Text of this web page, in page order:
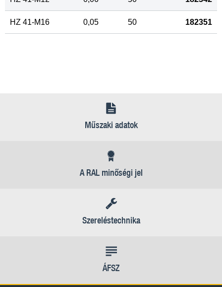
HZ 41-M16 0,05 50 182351
Műszaki adatok
A RAL minőségi jel
Szereléstechnika
ÁFSZ